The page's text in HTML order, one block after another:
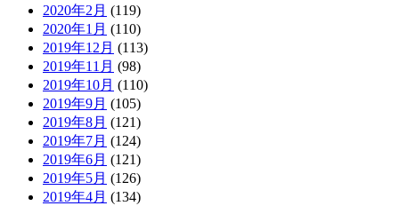
2020年2月 (119)
2020年1月 (110)
2019年12月 (113)
2019年11月 (98)
2019年10月 (110)
2019年9月 (105)
2019年8月 (121)
2019年7月 (124)
2019年6月 (121)
2019年5月 (126)
2019年4月 (134)